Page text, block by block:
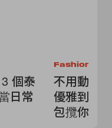
個泰
日常
Fashion
不用動腦
優雅到街
包攬你一